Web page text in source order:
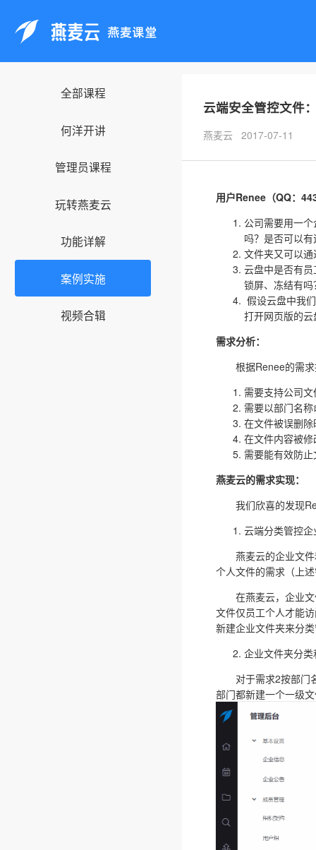
全部课程
何洋开讲
管理员课程
玩转燕麦云
功能详解
案例实施
视频合辑
云端安全管控文件
燕麦云 2017-07-11
用户Renee（QQ：
公司需要用一
吗？是否可以
文件夹又可以
云盘中是否有
锁屏、冻结有吗
假设云盘中我
打开网页版的
需求分析：
根据Renee的需求
需要支持公司
需要以部门名
在文件被误删
在文件内容被
需要能有效防
燕麦云的需求实现：
我们欣喜的发现
云端分类管控
燕麦云的企业文件
个人文件的需求（上
在燕麦云，企业文
文件仅员工个人才能
新建企业文件夹来分
企业文件夹分
对于需求2按部门名
部门都新建一个一级